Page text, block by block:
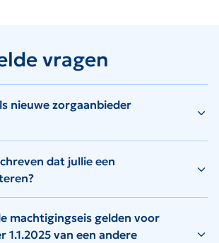
vragen
nieuwe zorgaanbieder
dat jullie een
machtigingseis gelden voor
1.1.2025 van een andere